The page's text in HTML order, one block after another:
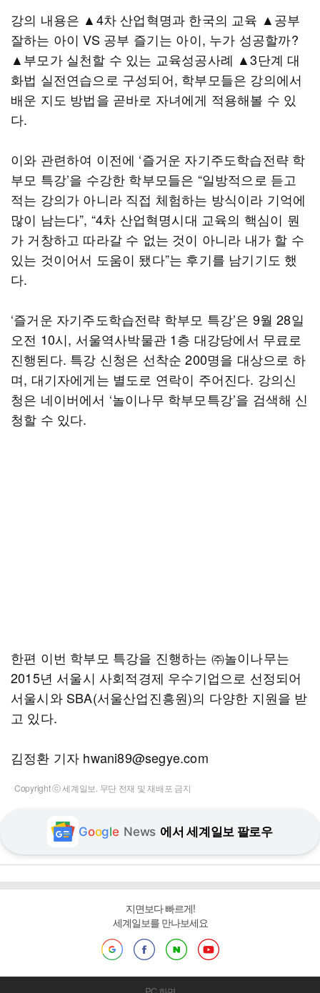
강의 내용은 ▲4차 산업혁명과 한국의 교육 ▲공부
잘하는 아이 VS 공부 즐기는 아이, 누가 성공할까?
▲부모가 실천할 수 있는 교육성공사례 ▲3단계 대
화법 실전연습으로 구성되어, 학부모들은 강의에서
배운 지도 방법을 곧바로 자녀에게 적용해볼 수 있
다.
이와 관련하여 이전에 ‘즐거운 자기주도학습전략 학
부모 특강’을 수강한 학부모들은 “일방적으로 듣고
적는 강의가 아니라 직접 체험하는 방식이라 기억에
많이 남는다”, “4차 산업혁명시대 교육의 핵심이 뭔
가 거창하고 따라갈 수 없는 것이 아니라 내가 할 수
있는 것이어서 도움이 됐다”는 후기를 남기기도 했
다.
‘즐거운 자기주도학습전략 학부모 특강’은 9월 28일
오전 10시, 서울역사박물관 1층 대강당에서 무료로
진행된다. 특강 신청은 선착순 200명을 대상으로 하
며, 대기자에게는 별도로 연락이 주어진다. 강의신
청은 네이버에서 ‘놀이나무 학부모특강’을 검색해 신
청할 수 있다.
한편 이번 학부모 특강을 진행하는 ㈜놀이나무는
2015년 서울시 사회적경제 우수기업으로 선정되어
서울시와 SBA(서울산업진흥원)의 다양한 지원을 받
고 있다.
김정환 기자 hwani89@segye.com
Copyright ⓒ 세계일보. 무단 전재 및 재배포 금지
Google News 에서 세계일보 팔로우
지면보다 빠르게!
세계일보를 만나보세요